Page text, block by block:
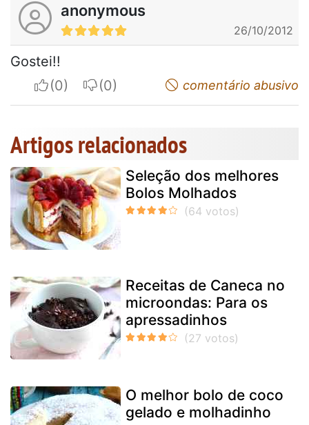
anonymous
26/10/2012
Gostei!!
I apreciateI do not appreciatecomentário abusivo
Artigos relacionados
Seleção dos melhores
Bolos Molhados
Receitas de Caneca no
microondas: Para os
apressadinhos
O melhor bolo de coco
gelado e molhadinho